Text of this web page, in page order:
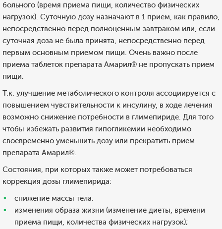
больного (время приема пищи, количество физических
нагрузок). Суточную дозу назначают в 1 прием, как правило,
непосредственно перед полноценным завтраком или, если
суточная доза не была принята, непосредственно перед
первым основным приемом пищи. Очень важно после
приема таблеток препарата Амарил® не пропускать прием
пищи.
Т.к. улучшение метаболического контроля ассоциируется с
повышением чувствительности к инсулину, в ходе лечения
возможно снижение потребности в глимепириде. Для того
чтобы избежать развития гипогликемии необходимо
своевременно уменьшить дозу или прекратить прием
препарата Амарил®.
Состояния, при которых также может потребоваться
коррекция дозы глимепирида:
снижение массы тела;
изменения образа жизни (изменение диеты, времени
приема пищи, количества физических нагрузок);